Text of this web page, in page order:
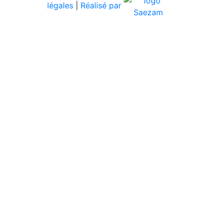
légales
Réalisé par